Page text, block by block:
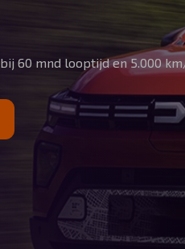
bij 60 mnd looptijd en 5.000